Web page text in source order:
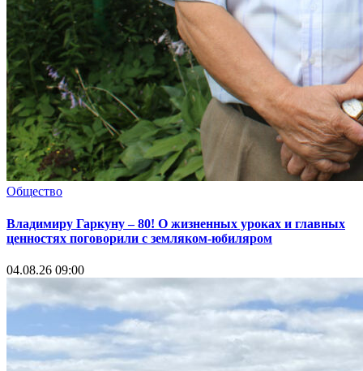
Общество
Владимиру Гаркуну – 80! О жизненных уроках и главных
ценностях поговорили с земляком-юбиляром
04.08.26 09:00